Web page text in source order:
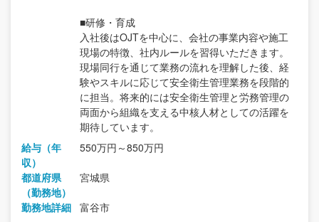
■研修・育成
入社後はOJTを中心に、会社の事業内容や施工
現場の特徴、社内ルールを習得いただきます。
現場同行を通じて業務の流れを理解した後、経
験やスキルに応じて安全衛生管理業務を段階的
に担当。将来的には安全衛生管理と労務管理の
両面から組織を支える中核人材としての活躍を
期待しています。
給与（年
収）
550万円～850万円
都道府県
（勤務地）
宮城県
勤務地詳細 富谷市